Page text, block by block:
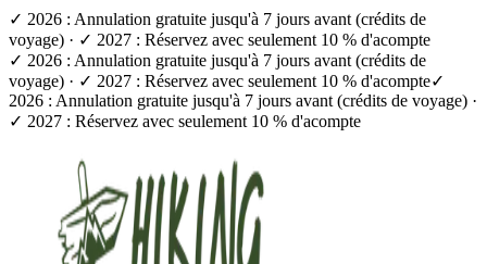
✓ 2026 : Annulation gratuite jusqu'à 7 jours avant (crédits de
voyage) · ✓ 2027 : Réservez avec seulement 10 % d'acompte
✓ 2026 : Annulation gratuite jusqu'à 7 jours avant (crédits de
voyage) · ✓ 2027 : Réservez avec seulement 10 % d'acompte✓
2026 : Annulation gratuite jusqu'à 7 jours avant (crédits de voyage) ·
✓ 2027 : Réservez avec seulement 10 % d'acompte